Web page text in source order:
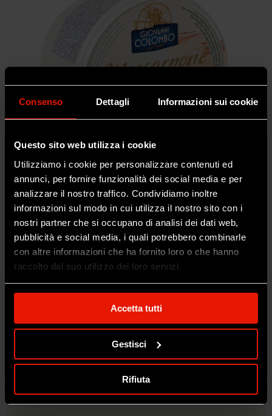
Consenso Dettagli Informazioni sui cookie
Questo sito web utilizza i cookie
Utilizziamo i cookie per personalizzare contenuti ed
annunci, per fornire funzionalità dei social media e per
analizzare il nostro traffico. Condividiamo inoltre
informazioni sul modo in cui utilizza il nostro sito con i
nostri partner che si occupano di analisi dei dati web,
pubblicità e social media, i quali potrebbero combinarle
con altre informazioni che ha fornito loro o che hanno
raccolto dal suo utilizzo dei loro servizi.
Accetta tutti
Gestisci
Rifiuta
MASCARPONE 500G
500G
SCHEDA PRODOTTO